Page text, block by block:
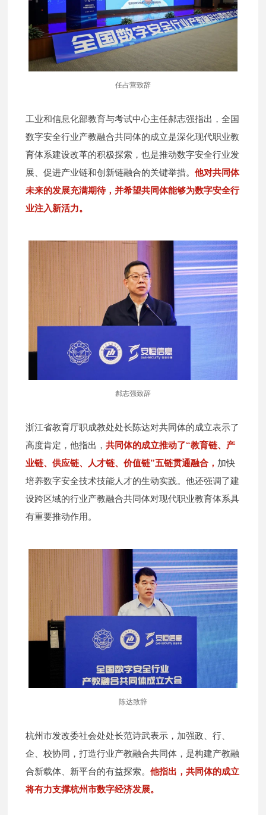
任占营致辞
工业和信息化部教育与考试中心主任郝志强指出，全国
数字安全行业产教融合共同体的成立是深化现代职业教
育体系建设改革的积极探索，也是推动数字安全行业发
展、促进产业链和创新链融合的关键举措。他对共同体
未来的发展充满期待，并希望共同体能够为数字安全行
业注入新活力。
郝志强致辞
浙江省教育厅职成教处处长陈达对共同体的成立表示了
高度肯定，他指出，共同体的成立推动了“教育链、产
业链、供应链、人才链、价值链”五链贯通融合， 加快
培养数字安全技术技能人才的生动实践。他还强调了建
设跨区域的行业产教融合共同体对现代职业教育体系具
有重要推动作用。
陈达致辞
杭州市发改委社会处处长范诗武表示，加强政、行、
企、校协同，打造行业产教融合共同体，是构建产教融
合新载体、新平台的有益探索。他指出，共同体的成立
将有力支撑杭州市数字经济发展。